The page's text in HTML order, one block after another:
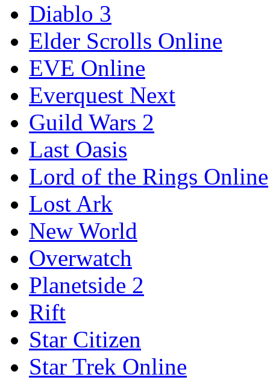
Diablo 3
Elder Scrolls Online
EVE Online
Everquest Next
Guild Wars 2
Last Oasis
Lord of the Rings Online
Lost Ark
New World
Overwatch
Planetside 2
Rift
Star Citizen
Star Trek Online